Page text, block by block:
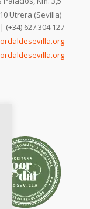
Utrera (Sevilla)
(+34) 627.304.127